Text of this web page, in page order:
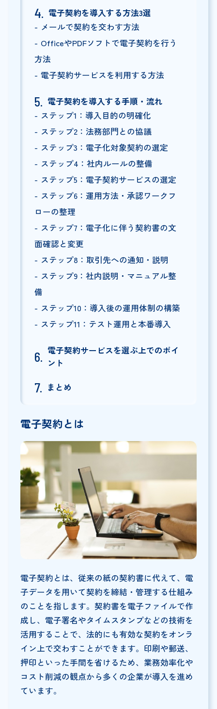
電子契約を導入する方法3選
メールで契約を交わす方法
OfficeやPDFソフトで電子契約を行う
方法
電子契約サービスを利用する方法
電子契約を導入する手順・流れ
ステップ1：導入目的の明確化
ステップ2：法務部門との協議
ステップ3：電子化対象契約の選定
ステップ4：社内ルールの整備
ステップ5：電子契約サービスの選定
ステップ6：運用方法・承認ワークフ
ローの整理
ステップ7：電子化に伴う契約書の文
面確認と変更
ステップ8：取引先への通知・説明
ステップ9：社内説明・マニュアル整
備
ステップ10：導入後の運用体制の構築
ステップ11：テスト運用と本番導入
電子契約サービスを選ぶ上でのポイ
ント
まとめ
電子契約とは
電子契約とは、従来の紙の契約書に代えて、電
子データを用いて契約を締結・管理する仕組み
のことを指します。契約書を電子ファイルで作
成し、電子署名やタイムスタンプなどの技術を
活用することで、法的にも有効な契約をオンラ
イン上で交わすことができます。印刷や郵送、
押印といった手間を省けるため、業務効率化や
コスト削減の観点から多くの企業が導入を進め
ています。